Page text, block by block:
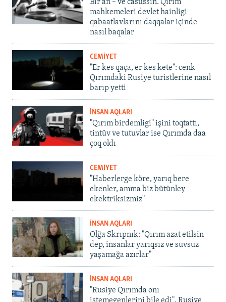
Bir an – ve casussıñ. Qırım
mahkemeleri devlet hainligi
qabaatlavlarını daqqalar içinde
nasıl baqalar
CEMİYET
"Er kes qaça, er kes kete": cenk
Qırımdaki Rusiye turistlerine nasıl
barıp yetti
İNSAN AQLARI
"Qırım birdemligi" işini toqtattı,
tintüv ve tutuvlar ise Qırımda daa
çoq oldı
CEMİYET
"Haberlerge köre, yarıq bere
ekenler, amma biz bütünley
ekektriksizmiz"
İNSAN AQLARI
Olğa Skrıpnık: "Qırım azat etilsin
dep, insanlar yarıqsız ve suvsuz
yaşamağa azırlar"
İNSAN AQLARI
"Rusiye Qırımda onı